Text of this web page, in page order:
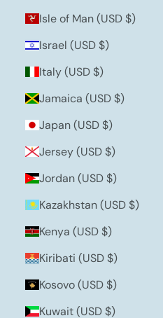
Isle of Man (USD $)
Israel (USD $)
Italy (USD $)
Jamaica (USD $)
Japan (USD $)
Jersey (USD $)
Jordan (USD $)
Kazakhstan (USD $)
Kenya (USD $)
Kiribati (USD $)
Kosovo (USD $)
Kuwait (USD $)